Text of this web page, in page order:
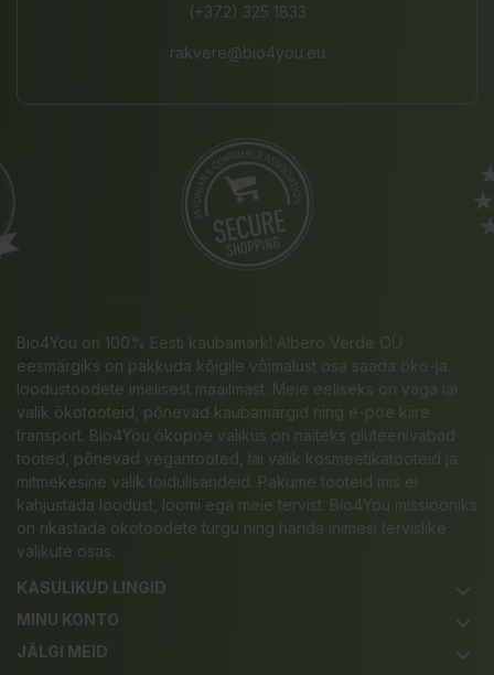
(+372) 325 1833
rakvere@bio4you.eu
Bio4You on 100% Eesti kaubamärk! Albero Verde OÜ
eesmärgiks on pakkuda kõigile võimalust osa saada öko-ja
loodustoodete imelisest maailmast. Meie eeliseks on väga lai
valik ökotooteid, põnevad kaubamärgid ning e-poe kiire
transport. Bio4You ökopoe valikus on näiteks gluteenivabad
tooted, põnevad vegantooted, lai valik kosmeetikatooteid ja
mitmekesine valik toidulisandeid. Pakume tooteid mis ei
kahjustada loodust, loomi ega meie tervist. Bio4You missiooniks
on rikastada ökotoodete turgu ning harida inimesi tervislike
valikute osas.
KASULIKUD LINGID
keyboard_arrow_down
MINU KONTO keyboard_arrow_down
JÄLGI MEID keyboard_arrow_down